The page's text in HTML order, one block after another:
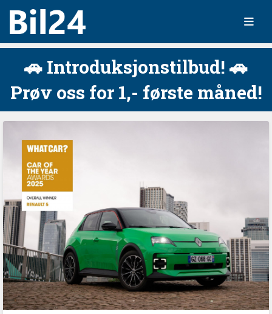
🚗 Introduksjonstilbud! 🚗
Prøv oss for 1,- første måned!